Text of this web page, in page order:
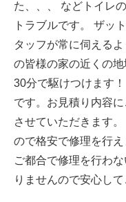
た、、、 などトイレ
トラブルです。 ザッ
タッフが常に伺える
の皆様の家の近くの
30分で駆けつけます
です。お見積り内容
させていただきます
ので格安で修理を行
ご都合で修理を行わ
りませんので安心して